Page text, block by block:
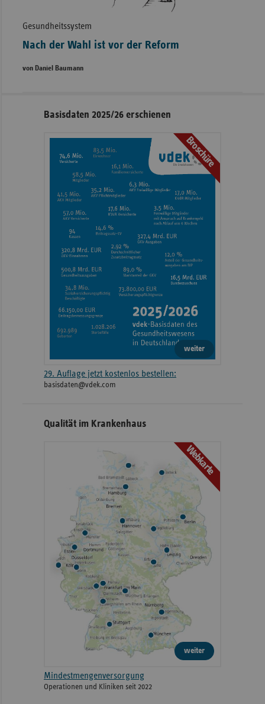
Gesundheitssystem
Nach der Wahl ist vor der Reform
von Daniel Baumann
Seitennavigation
Seitenleiste
Informationen
Basisdaten 2025/26 erschienen
Broschüre
weiter
29. Auflage jetzt kostenlos bestellen:
basisdaten@vdek.com
Qualität im Krankenhaus
Webkarte
weiter
Mindestmengenversorgung
Operationen und Kliniken seit 2022